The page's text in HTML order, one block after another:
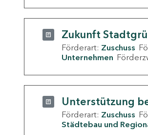
Zukunft
Förderart: Zuschuss
Unternehmen
Unterstützung
Förderart: Zuschuss
Städtebau und